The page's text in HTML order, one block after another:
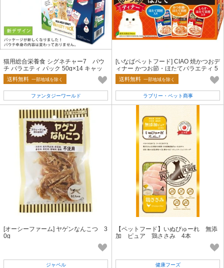
猫用総合栄養食 シグネチャー7 パウ
チ バラエティ パック 50g×14 キャッ
トフード(ウエット) グレイビー
送料無料 一部地域を除く
ファンタジーワールド
[いなばペットフード] CIAO 焼かつおデ
ィナー かつお節・ほたてバラエティ 5
0g×18袋
送料無料 一部地域を除く
ラブリー・ペット商事
[オーシーファーム] ヤゲンなんこつ 3
0g
ジャペル
【ペットフード】いぬぴゅーれ 無添
加 ピュア 鶏ささみ 4本
健康フーズ